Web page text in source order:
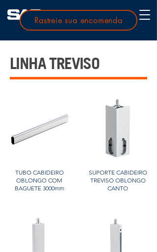
Rastreie sua encomenda
LINHA TREVISO
TUBO CABIDEIRO
OBLONGO COM
BAGUETE 3000mm
SUPORTE CABIDEIRO
TREVISO OBLONGO
CANTO